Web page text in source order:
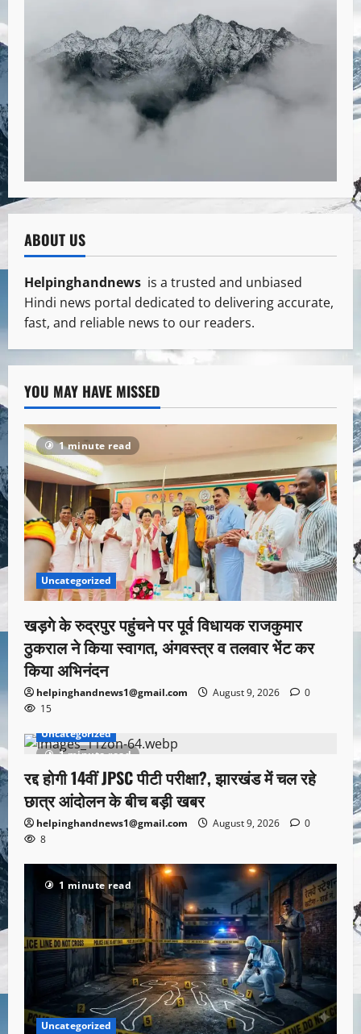
ABOUT US
Helpinghandnews is a trusted and unbiased
Hindi news portal dedicated to delivering accurate,
fast, and reliable news to our readers.
YOU MAY HAVE MISSED
1 minute read
Uncategorized
खड़गे के रुद्रपुर पहुंचने पर पूर्व विधायक राजकुमार
ठुकराल ने किया स्वागत, अंगवस्त्र व तलवार भेंट कर
किया अभिनंदन
helpinghandnews1@gmail.com August 9, 2026
0
15
1 minute read
Uncategorized
रद्द होगी 14वीं JPSC पीटी परीक्षा?, झारखंड में चल रहे
छात्र आंदोलन के बीच बड़ी खबर
helpinghandnews1@gmail.com August 9, 2026
0
8
1 minute read
Uncategorized